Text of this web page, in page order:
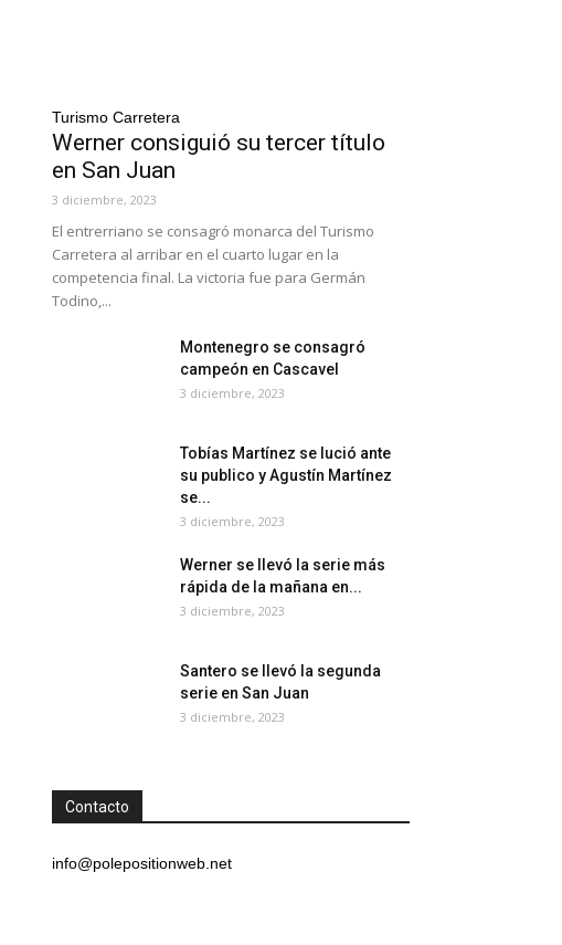
Turismo Carretera
Werner consiguió su tercer título
en San Juan
3 diciembre, 2023
El entrerriano se consagró monarca del Turismo
Carretera al arribar en el cuarto lugar en la
competencia final. La victoria fue para Germán
Todino,...
Montenegro se consagró
campeón en Cascavel
3 diciembre, 2023
Tobías Martínez se lució ante
su publico y Agustín Martínez
se...
3 diciembre, 2023
Werner se llevó la serie más
rápida de la mañana en...
3 diciembre, 2023
Santero se llevó la segunda
serie en San Juan
3 diciembre, 2023
Contacto
info@polepositionweb.net